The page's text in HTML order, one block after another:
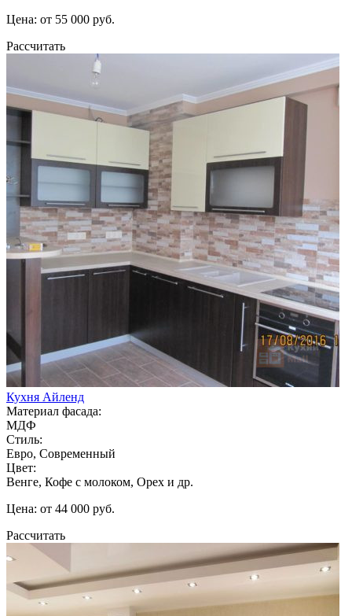
Цена: от 55 000 руб.
Рассчитать
Кухня Айленд
Материал фасада:
МДФ
Стиль:
Евро, Современный
Цвет:
Венге, Кофе с молоком, Орех и др.
Цена: от 44 000 руб.
Рассчитать